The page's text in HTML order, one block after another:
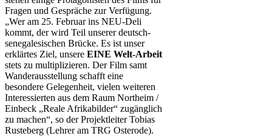
Fragen und Gespräche zur Verfügung.
„Wer am 25. Februar ins NEU-Deli
kommt, der wird Teil unserer deutsch-
senegalesischen Brücke. Es ist unser
erklärtes Ziel, unsere EINE Welt-Arbeit
stets zu multiplizieren. Der Film samt
Wanderausstellung schafft eine
besondere Gelegenheit, vielen weiteren
Interessierten aus dem Raum Northeim /
Einbeck „Reale Afrikabilder“ zugänglich
zu machen“, so der Projektleiter Tobias
Rusteberg (Lehrer am TRG Osterode).